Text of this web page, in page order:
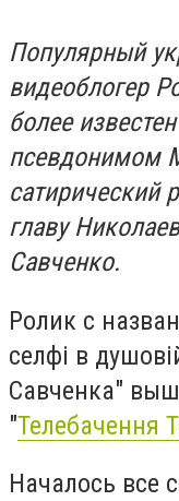
Популярный
видеоблогер
более
псевдонимом
сатирический
главу
Савченко.
Ролик с
селфі в
Савченка"
"Телебачення
Началось все